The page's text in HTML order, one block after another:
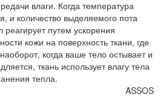
влаги. Когда температура
и количество выделяемого пота
путем ускорения
кожи на поверхность ткани, где
когда ваше тело остывает и
ткань использует влагу тела
тепла.
ASSOS